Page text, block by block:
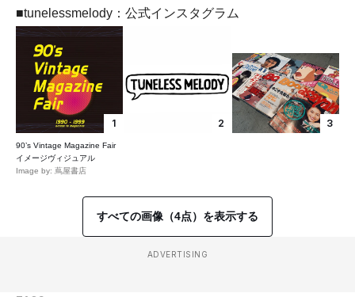
■tunelessmelody：公式インスタグラム
1
90’s Vintage Magazine Fair
イメージヴィジュアル
Image by: 蔦屋書店
2 3
すべての画像（4点）を表示する
ADVERTISING